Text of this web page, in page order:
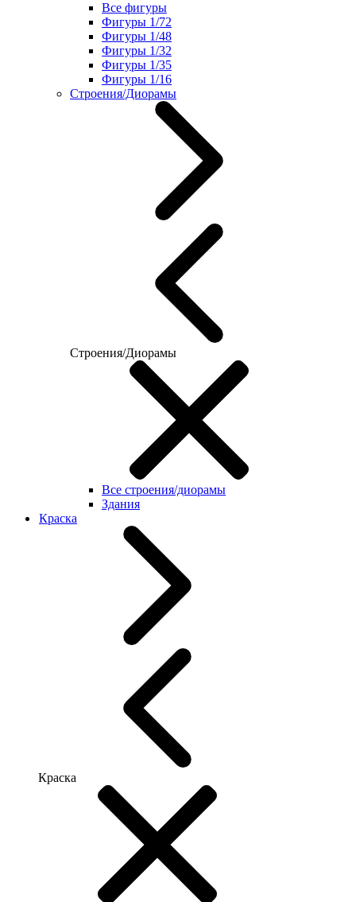
Все фигуры
Фигуры 1/72
Фигуры 1/48
Фигуры 1/32
Фигуры 1/35
Фигуры 1/16
Строения/Диорамы
Строения/Диорамы
Все строения/диорамы
Здания
Краска
Краска